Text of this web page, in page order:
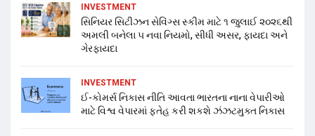
INVESTMENT
સિનિયર સિટીઝન સેવિંગ્સ સ્કીમ માટે ૧ જુલાઈ ૨૦૨૬થી
અમલી બનેલા ૫ નવા નિયમો, સીધી અસર, ફાયદા અને
ગેરફાયદા
INVESTMENT
ઈ-કોમર્સ નિકાસ નીતિ આવતા ભારતના નાના વેપારીઓ
માટે વિશ્વ વેપારમાં ફતેહ કરી શકશે ઝંઝટમુક્ત નિકાસ